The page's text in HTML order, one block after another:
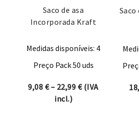
Saco de asa
Incorporada Kraft
Medidas disponíveis: 4
Preço Pack 50 uds
9,08 €– 22,99 €Price range:
(IVA
incl.)